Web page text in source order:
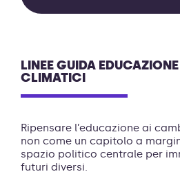
LINEE GUIDA
CLIMATICI
Ripensare l’educazione ai
non come un capitolo a
spazio politico centrale per
futuri diversi.